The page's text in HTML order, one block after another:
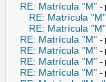
RE: Matrícula "M" -
RE: Matrícula "M"
RE: Matrícula "M"
RE: Matrícula "M" -
RE: Matrícula "M" -
RE: Matrícula "M" -
RE: Matrícula "M" -